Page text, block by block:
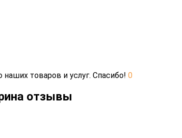
товаров и услуг. Спасибо! 0
отзывы